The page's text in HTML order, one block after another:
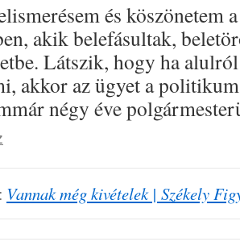
és köszönetem
akik belefásultak,
Látszik, hogy ha
akkor az ügyet a
négy éve
Vannak még kivételek | Székely